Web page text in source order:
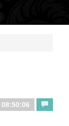
08:50:06